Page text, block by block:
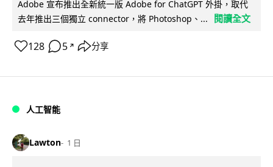
Adobe 宣布推出全新統一版 Adobe for ChatGPT 外掛，取代
去年推出三個獨立 connector，將 Photoshop、...
閱讀全文
128 5 ↗ 分享
人工智能
Lawton 1 日